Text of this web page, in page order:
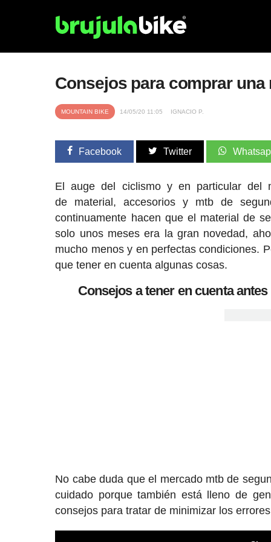
Consejos para comprar
MOUNTAIN BIKE 14/05/20 11:05 IGNACIO P.
Facebook Twitter
El auge del ciclismo y en particular del
de material, accesorios y mtb de
continuamente hacen que el material de
solo unos meses era la gran novedad,
mucho menos y en perfectas condiciones.
que tener en cuenta algunas cosas.
Consejos a tener en cuenta
No cabe duda que el mercado mtb de
cuidado porque también está lleno de
consejos para tratar de minimizar los